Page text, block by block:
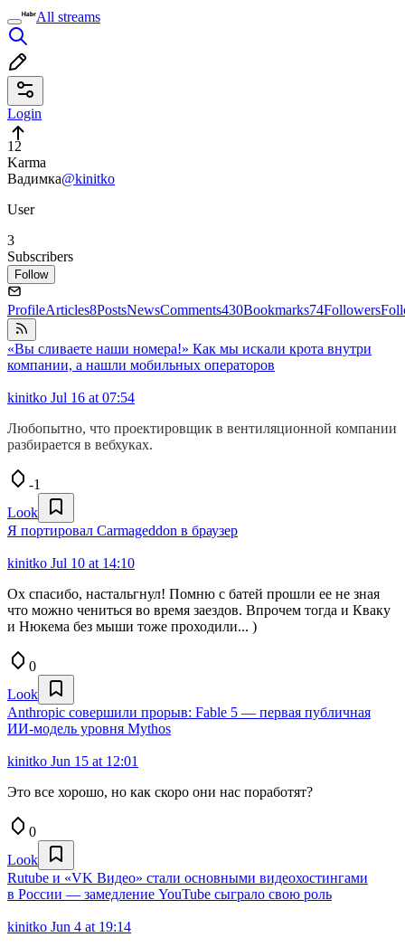
All streams
Login
12
Karma
Вадимка@kinitko
User
3
Subscribers
Follow
ProfileArticles8PostsNewsComments430Bookmarks74Followers
«Вы сливаете наши номера!» Как мы искали крота внутри
компании, а нашли мобильных операторов
kinitko Jul 16 at 07:54
Любопытно, что проектировщик в вентиляционной компании
разбирается в вебхуках.
-1
Look
Я портировал Carmageddon в браузер
kinitko Jul 10 at 14:10
Ох спасибо, настальгнул! Помню с батей прошли ее не зная
что можно чениться во время заездов. Впрочем тогда и Кваку
и Нюкема без мыши тоже проходили... )
0
Look
Anthropic совершили прорыв: Fable 5 — первая публичная
ИИ-модель уровня Mythos
kinitko Jun 15 at 12:01
Это все хорошо, но как скоро они нас поработят?
0
Look
Rutube и «VK Видео» стали основными видеохостингами
в России — замедление YouTube сыграло свою роль
kinitko Jun 4 at 19:14